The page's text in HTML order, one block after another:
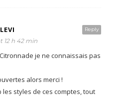
Reply
12 h 42 min
je ne connaissais pas
alors merci !
les styles de ces comptes, tout